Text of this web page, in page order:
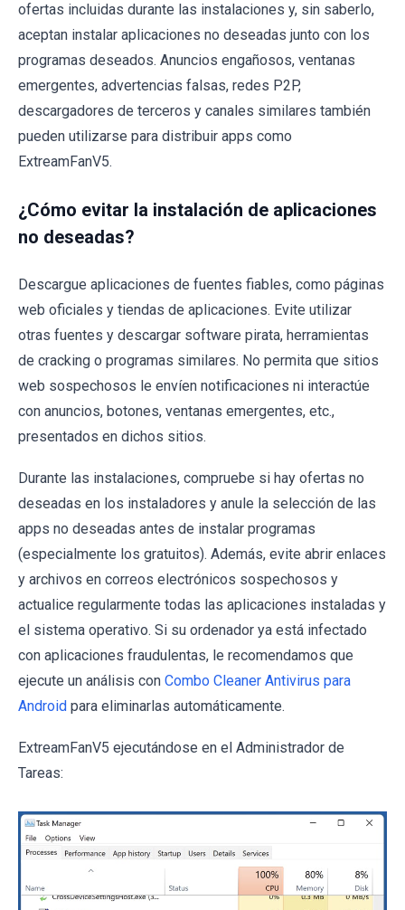
ofertas incluidas durante las instalaciones y, sin saberlo,
aceptan instalar aplicaciones no deseadas junto con los
programas deseados. Anuncios engañosos, ventanas
emergentes, advertencias falsas, redes P2P,
descargadores de terceros y canales similares también
pueden utilizarse para distribuir apps como
ExtreamFanV5.
¿Cómo evitar la instalación de aplicaciones
no deseadas?
Descargue aplicaciones de fuentes fiables, como páginas
web oficiales y tiendas de aplicaciones. Evite utilizar
otras fuentes y descargar software pirata, herramientas
de cracking o programas similares. No permita que sitios
web sospechosos le envíen notificaciones ni interactúe
con anuncios, botones, ventanas emergentes, etc.,
presentados en dichos sitios.
Durante las instalaciones, compruebe si hay ofertas no
deseadas en los instaladores y anule la selección de las
apps no deseadas antes de instalar programas
(especialmente los gratuitos). Además, evite abrir enlaces
y archivos en correos electrónicos sospechosos y
actualice regularmente todas las aplicaciones instaladas y
el sistema operativo. Si su ordenador ya está infectado
con aplicaciones fraudulentas, le recomendamos que
ejecute un análisis con Combo Cleaner Antivirus para
Android para eliminarlas automáticamente.
ExtreamFanV5 ejecutándose en el Administrador de
Tareas: